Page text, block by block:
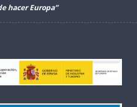
hacer Europa”